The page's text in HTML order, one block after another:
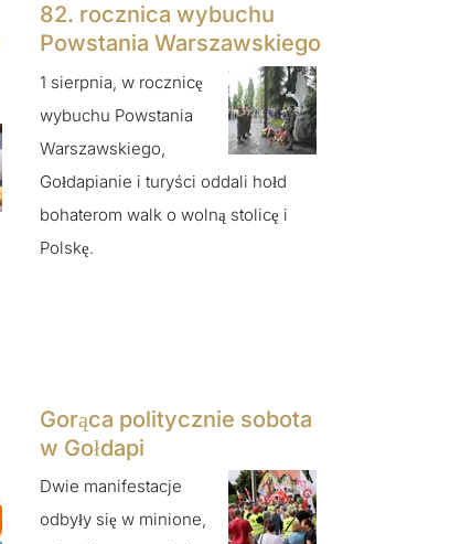
82. rocznica wybuchu
Powstania Warszawskiego
1 sierpnia, w rocznicę
wybuchu Powstania
Warszawskiego,
Gołdapianie i turyści oddali hołd
bohaterom walk o wolną stolicę i
Polskę.
Gorąca politycznie sobota
w Gołdapi
Dwie manifestacje
odbyły się w minione,